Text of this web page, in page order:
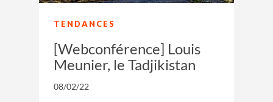
TENDANCES
[Webconférence] Louis
Meunier, le Tadjikistan
08/02/22